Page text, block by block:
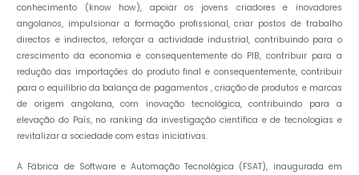
conhecimento (know how), apoiar os jovens criadores e inovadores
angolanos, impulsionar a formação profissional, criar postos de trabalho
directos e indirectos, reforçar a actividade industrial, contribuindo para o
crescimento da economia e consequentemente do PIB, contribuir para a
redução das importações do produto final e consequentemente, contribuir
para o equilíbrio da balança de pagamentos , criação de produtos e marcas
de origem angolana, com inovação tecnológica, contribuindo para a
elevação do País, no ranking da investigação científica e de tecnologias e
revitalizar a sociedade com estas iniciativas.
A Fábrica de Software e Automação Tecnológica (FSAT), inaugurada em